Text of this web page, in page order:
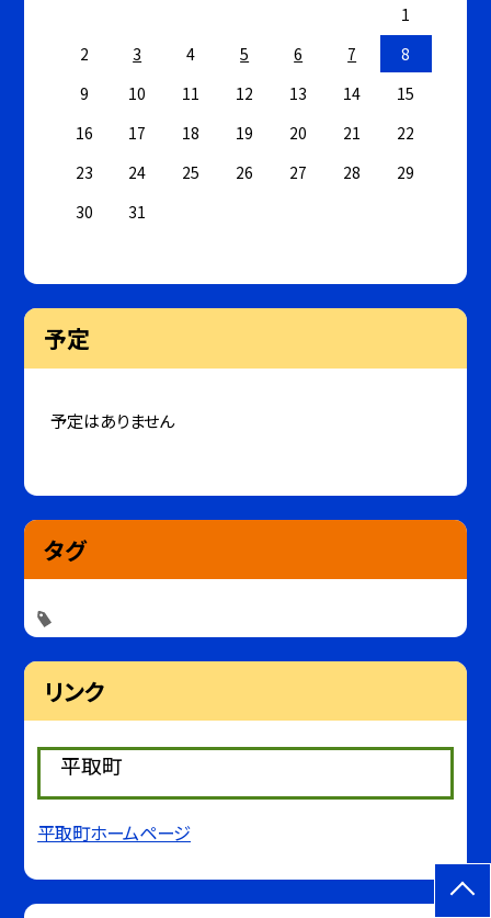
1
2
3 4 5 6 7
8
9
10 11 12 13 14
15
16
17 18 19 20 21
22
23
24 25 26 27 28
29
30
31
予定
予定はありません
タグ
リンク
平取町
平取町ホームページ